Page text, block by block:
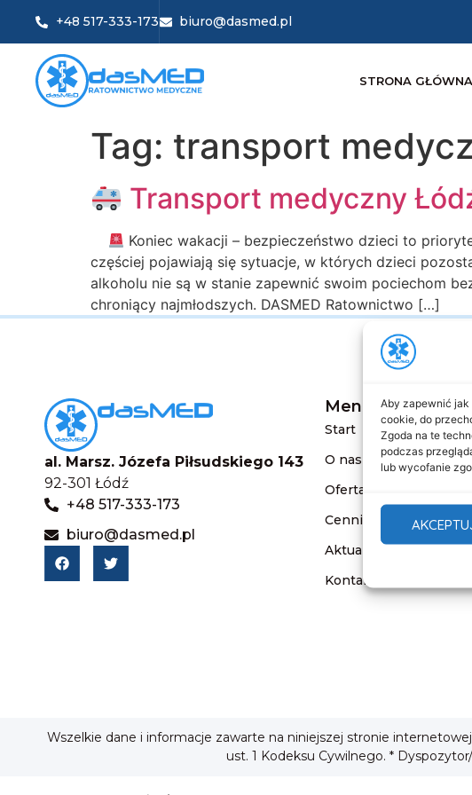
Aby zapewnić
cookie, do
Zgoda na te
podczas
lub wycofanie
+48 517-333-173 biuro@dasmed.pl
STRONA GŁÓWNA
Tag: transport
Transport medyczny
Koniec wakacji – bezpieczeństwo dzieci to
częściej pojawiają się sytuacje, w których dzieci
alkoholu nie są w stanie zapewnić swoim pociechom
chroniący najmłodszych. DASMED Ratownictwo […]
al. Marsz. Józefa Piłsudskiego 143
92-301 Łódź
+48 517-333-173
biuro@dasmed.pl
Menu
Start
O nas
Oferta
Cennik
Aktualności
Kontakt
Wszelkie dane i informacje zawarte na niniejszej stronie
ust. 1 Kodeksu Cywilnego. *